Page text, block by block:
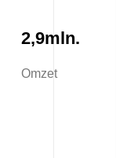
2,9mln.
Omzet